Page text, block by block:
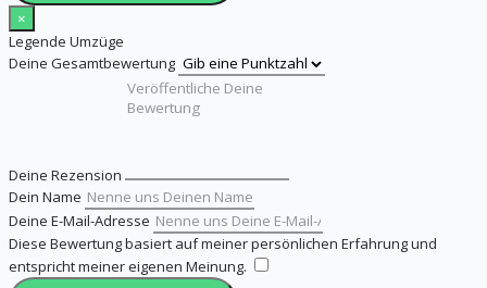
×
Legende Umzüge
Deine Gesamtbewertung
Deine Rezension
Dein Name
Deine E-Mail-Adresse
Diese Bewertung basiert auf meiner persönlichen Erfahrung und
entspricht meiner eigenen Meinung.